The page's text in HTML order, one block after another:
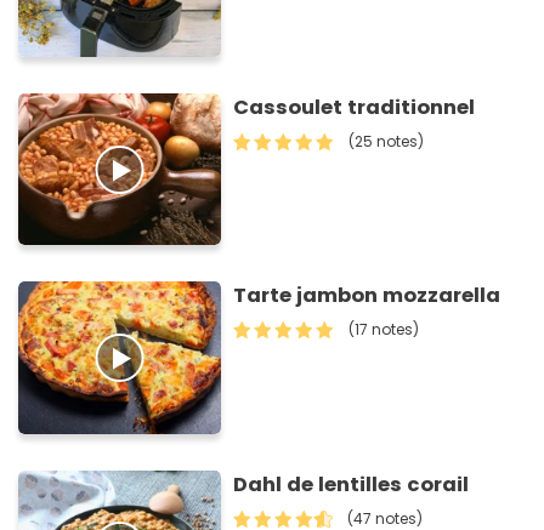
Cassoulet traditionnel
(25 notes)
Tarte jambon mozzarella
(17 notes)
Dahl de lentilles corail
(47 notes)